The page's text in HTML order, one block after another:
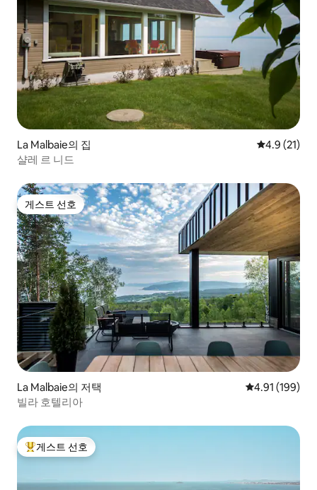
La Malbaie의 집 평점 4.9점
4.9 (21)
샬레 르 니드
게스트 선호
게스트 선호
La Malbaie의 저택 평점 4.91점(5
4.91 (199)
빌라 호텔리아
상위 게스트 선호
게스트 선호